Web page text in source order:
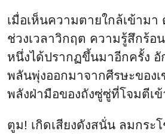
เมื่อเห็นความตายใกล้เข้ามา
ช่วงเวลาวิกฤต ความรู้สึกร้อ
หนึ่งได้ปรากฏขึ้นมาอีกครั้ง
พลันพุ่งออกมาจากศีรษะของ
พลังฝ่ามือของถังซู่ซู่ที่โจมตีเ
ตูม! เกิดเสียงดังสนั่น ลมกระ